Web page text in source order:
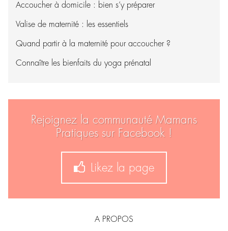
Accoucher à domicile : bien s’y préparer
Valise de maternité : les essentiels
Quand partir à la maternité pour accoucher ?
Connaître les bienfaits du yoga prénatal
Rejoignez la communauté Mamans
Pratiques sur Facebook !
Likez la page
A PROPOS